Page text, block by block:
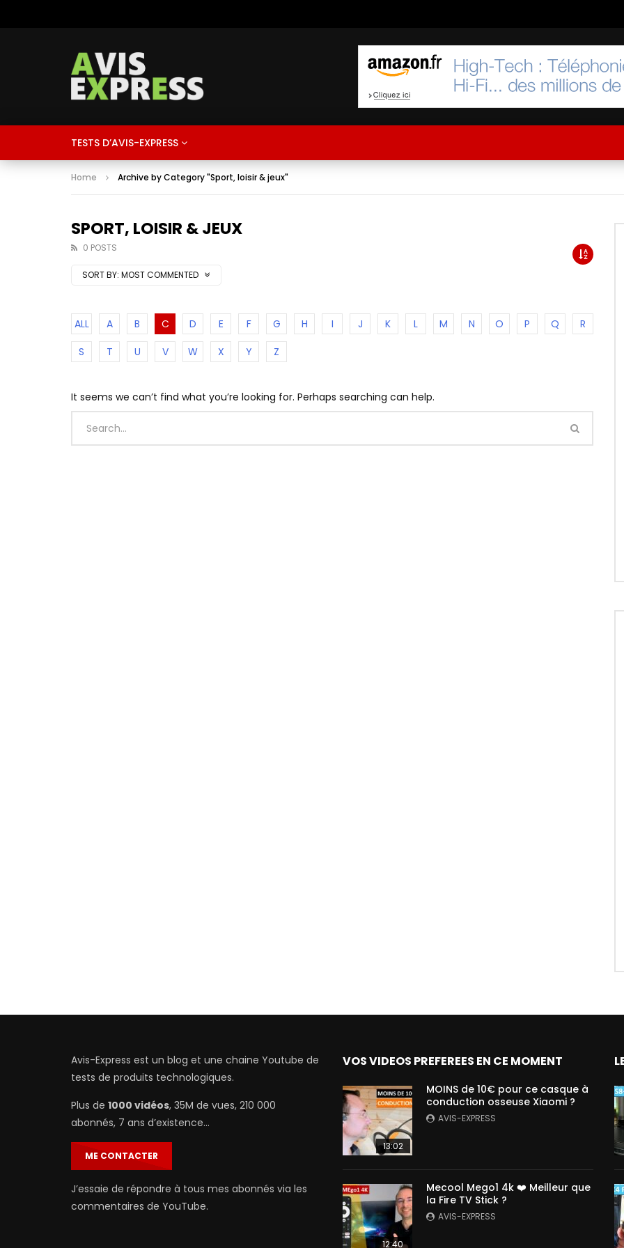
TESTS D’AVIS-EXPRESS
Home Archive by Category "Sport, loisir & jeux"
SPORT, LOISIR & JEUX
0 POSTS
SORT BY: MOST COMMENTED
ALL A B C D E F G H I J K L M N O P Q
R
S
T U V W X Y Z
It seems we can’t find what you’re looking for. Perhaps searching can help.
Avis-Express est un blog et une chaine Youtube de
tests de produits technologiques.
Plus de 1000 vidéos, 35M de vues, 210 000
abonnés, 7 ans d’existence…
ME CONTACTER
J’essaie de répondre à tous mes abonnés via les
commentaires de YouTube.
VOS VIDEOS PREFEREES EN CE MOMENT
13:02
MOINS de 10€ pour ce casque à
conduction osseuse Xiaomi ?
AVIS-EXPRESS
12:40
Mecool Mego1 4k ❤️ Meilleur que
la Fire TV Stick ?
AVIS-EXPRESS